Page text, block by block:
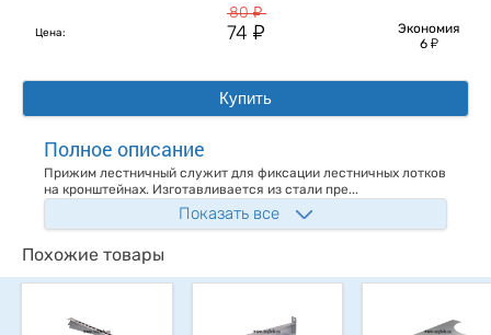
Цена:
80у
74 у
Экономия
6 у
Купить
Полное описание
Прижим лестничный служит для фиксации лестничных лотков
на кронштейнах. Изготавливается из стали пре...
Показать все
Похожие товары